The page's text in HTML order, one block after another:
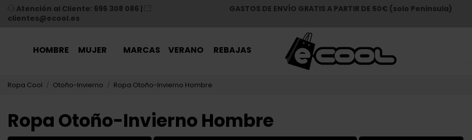
Atención al Cliente: 696 308 086 |
clientes@ecool.es
GASTOS DE ENVÍO GRATIS A PARTIR DE 50€ (solo Peninsula)
HOMBRE MUJER MARCAS VERANO REBAJAS
Ropa Cool Otoño-Invierno Ropa Otoño-Invierno Hombre
Ropa Otoño-Invierno Hombre